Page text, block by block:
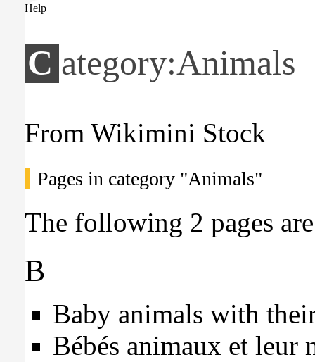
Help
Category:Animals
From Wikimini Stock
Pages in category "Animals"
The following 2 pages
B
Baby animals with
Bébés animaux et leur